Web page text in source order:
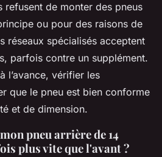
refusent de monter des pneus
ou pour des raisons de
réseaux spécialisés acceptent
parfois contre un supplément.
l’avance, vérifier les
que le pneu est bien conforme
et de dimension.
pneu arrière de 14
plus vite que l'avant ?